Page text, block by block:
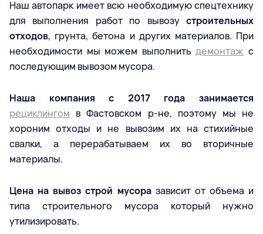
Наш автопарк имеет всю необходимую спецтехнику
для выполнения работ по вывозу строительных
отходов, грунта, бетона и других материалов. При
необходимости мы можем выполнитьдемонтаж с
последующим вывозом мусора.
Наша компания с 2017 года занимается
рециклингом в Фастовском р-не, поэтому мы не
хороним отходы и не вывозим их на стихийные
свалки, а перерабатываем их во вторичные
материалы.
Цена на вывоз строй мусоразависит от объема и
типа строительного мусора который нужно
утилизировать.